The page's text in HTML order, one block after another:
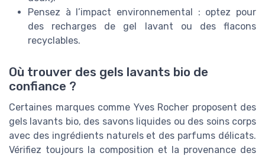
Pensez à l’impact environnemental : optez pour
des recharges de gel lavant ou des flacons
recyclables.
Où trouver des gels lavants bio de
confiance ?
Certaines marques comme Yves Rocher proposent des
gels lavants bio, des savons liquides ou des soins corps
avec des ingrédients naturels et des parfums délicats.
Vérifiez toujours la composition et la provenance des